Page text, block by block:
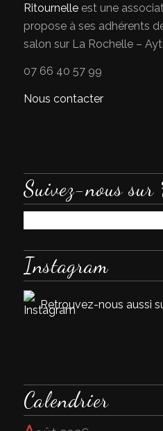
Ritournelleest une
propose à ses adhérents
salon sur La Rochelle –
07 66 40 57 99
Nous contacter
Suivez-nous sur
Instagram
Retrouvez-nous aussi
Calendrier